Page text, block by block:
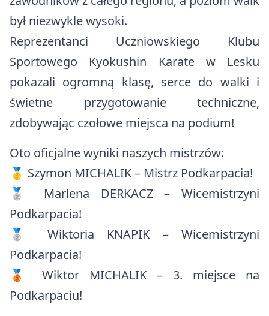
Fundusz dróg samorządowych
Zadania dofinansowane ze środków budżetu państwa
Rządowy Fundusz Polski Ład
Rządowy Fundusz Rozwoju Dróg
latach 2021- 2030
Europejski Fundusz Rolny na rzecz Rozwoju Obszarów Wiejskich
Organizacje pozarządowe
Strategia Rozwoju Ponadlokalnego dla Partnerstwa Turystyczne
Czyste Powietrze
Centralna Ewidencja Emisyjności Budynków (CEEB)
Nieodpłatna pomoc prawna
Zdrowie
Edukacja
Komunikacja i transport
Ważne dane, telefony i adresy
Konta bankowe
Tablica informacyjna
Ostrzeżenia meteorologiczne
Wirtualna Komańcza
Materiały promocyjne
Trasy rowerowe
Działki na sprzedaż
Działki do dzierżawy
był niezwykle wysoki.
Reprezentanci Uczniowskiego Klubu
Sportowego Kyokushin Karate w Lesku
pokazali ogromną klasę, serce do walki i
świetne przygotowanie techniczne,
zdobywając czołowe miejsca na podium!
Oto oficjalne wyniki naszych mistrzów:
🥇 Szymon MICHALIK – Mistrz Podkarpacia!
🥈 Marlena DERKACZ – Wicemistrzyni
Podkarpacia!
🥈 Wiktoria KNAPIK – Wicemistrzyni
Podkarpacia!
🥉 Wiktor MICHALIK – 3. miejsce na
Podkarpaciu!